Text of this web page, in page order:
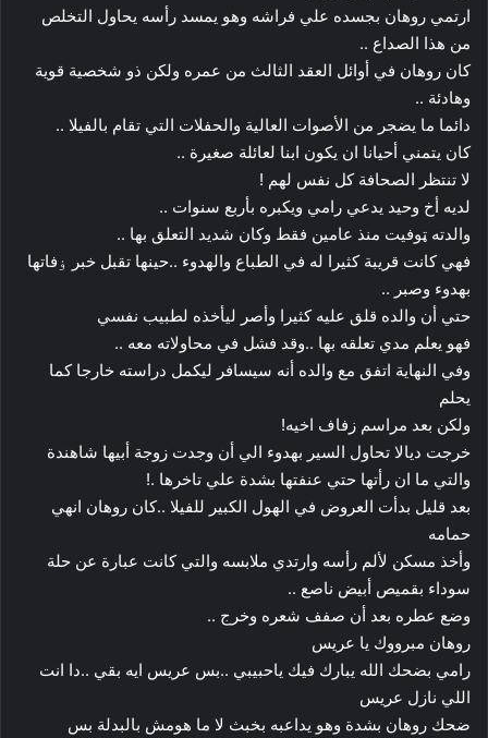
ارتمي روهان بجسده علي فراشه وهو يمسد رأسه يحاول التخلص
من هذا الصداع ..
كان روهان في أوائل العقد الثالث من عمره ولكن ذو شخصية قوية
وهادئة ..
دائما ما يضجر من الأصوات العالية والحفلات التي تقام بالفيلا ..
كان يتمني أحيانا ان يكون ابنا لعائلة صغيرة ..
لا تنتظر الصحافة كل نفس لهم !
لديه أخ وحيد يدعي رامي ويكبره بأربع سنوات ..
والدته ټوفيت منذ عامين فقط وكان شديد التعلق بها ..
فهي كانت قريبة كثيرا له في الطباع والهدوء ..حينها تقبل خبر ۏفاتها
بهدوء وصبر ..
حتي أن والده قلق عليه كثيرا وأصر ليأخذه لطبيب نفسي
فهو يعلم مدي تعلقه بها ..وقد فشل في محاولاته معه ..
وفي النهاية اتفق مع والده أنه سيسافر ليكمل دراسته خارجا كما
يحلم
ولكن بعد مراسم زفاف اخيه!
خرجت ديالا تحاول السير بهدوء الي أن وجدت زوجة أبيها شاهندة
والتي ما ان رأتها حتي عنفتها بشدة علي تاخرها .!
بعد قليل بدأت العروض في الهول الكبير للفيلا ..كان روهان انهي
حمامه
وأخذ مسكن لألم رأسه وارتدي ملابسه والتي كانت عبارة عن حلة
سوداء بقميص أبيض ناصع ..
وضع عطره بعد أن صفف شعره وخرج ..
روهان مبرووك يا عريس
رامي بضحك الله يبارك فيك ياحبيبي ..بس عريس ايه بقي ..دا انت
اللي نازل عريس
ضحك روهان بشدة وهو يداعبه بخبث لا ما هومش بالبدلة بس